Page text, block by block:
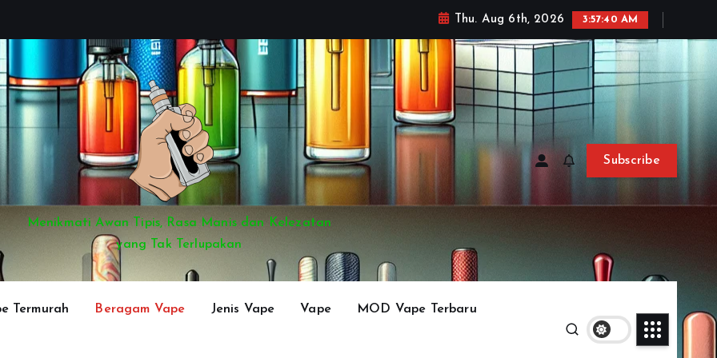
Thu. Aug 6th, 2026 3:57:43 AM
Menikmati Awan Tipis, Rasa Manis dan Kelezatan
yang Tak Terlupakan
Subscribe
Termurah Beragam Vape Jenis Vape Vape MOD Vape Terbaru